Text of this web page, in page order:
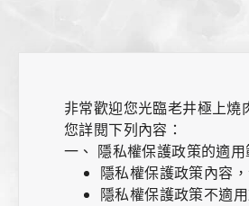
非常歡迎您光臨老井極上
您詳閱下列內容：
一、 隱私權保護政策的適用
隱私權保護政策內容
隱私權保護政策不適